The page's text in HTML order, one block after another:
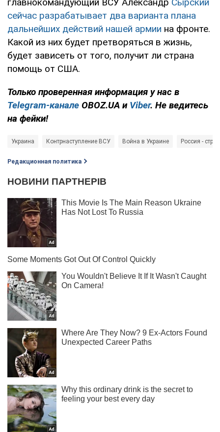
главнокомандующий ВСУ Александр Сырский
сейчас разрабатывает два варианта плана
дальнейших действий нашей армии на фронте.
Какой из них будет претворяться в жизнь,
будет зависеть от того, получит ли страна
помощь от США.
Только проверенная информация у нас в
Telegram-канале OBOZ.UA и Viber. Не ведитесь
на фейки!
Украина Контрнаступление ВСУ Война в Украине Россия -
Редакционная политика